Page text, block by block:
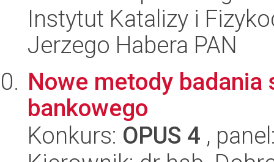
Instytut Katalizy i
Jerzego Habera PAN
Nowe metody
bankowego
Konkurs: OPUS 4 ,